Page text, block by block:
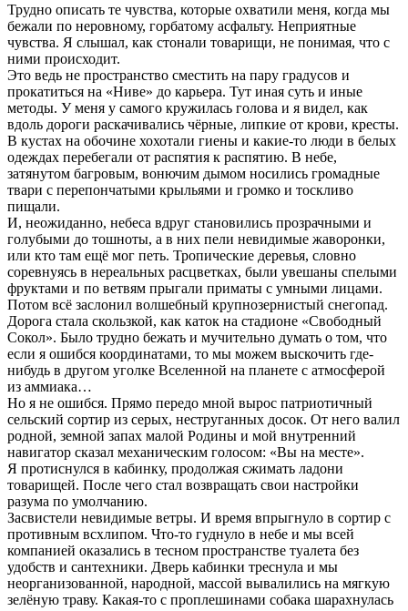
Трудно описать те чувства, которые охватили меня, когда мы
бежали по неровному, горбатому асфальту. Неприятные
чувства. Я слышал, как стонали товарищи, не понимая, что с
ними происходит.
Это ведь не пространство сместить на пару градусов и
прокатиться на «Ниве» до карьера. Тут иная суть и иные
методы. У меня у самого кружилась голова и я видел, как
вдоль дороги раскачивались чёрные, липкие от крови, кресты.
В кустах на обочине хохотали гиены и какие-то люди в белых
одеждах перебегали от распятия к распятию. В небе,
затянутом багровым, вонючим дымом носились громадные
твари с перепончатыми крыльями и громко и тоскливо
пищали.
И, неожиданно, небеса вдруг становились прозрачными и
голубыми до тошноты, а в них пели невидимые жаворонки,
или кто там ещё мог петь. Тропические деревья, словно
соревнуясь в нереальных расцветках, были увешаны спелыми
фруктами и по ветвям прыгали приматы с умными лицами.
Потом всё заслонил волшебный крупнозернистый снегопад.
Дорога стала скользкой, как каток на стадионе «Свободный
Сокол». Было трудно бежать и мучительно думать о том, что
если я ошибся координатами, то мы можем выскочить где-
нибудь в другом уголке Вселенной на планете с атмосферой
из аммиака…
Но я не ошибся. Прямо передо мной вырос патриотичный
сельский сортир из серых, неструганных досок. От него валил
родной, земной запах малой Родины и мой внутренний
навигатор сказал механическим голосом: «Вы на месте».
Я протиснулся в кабинку, продолжая сжимать ладони
товарищей. После чего стал возвращать свои настройки
разума по умолчанию.
Засвистели невидимые ветры. И время впрыгнуло в сортир с
противным всхлипом. Что-то гуднуло в небе и мы всей
компанией оказались в тесном пространстве туалета без
удобств и сантехники. Дверь кабинки треснула и мы
неорганизованной, народной, массой вывалились на мягкую
зелёную траву. Какая-то с проплешинами собака шарахнулась